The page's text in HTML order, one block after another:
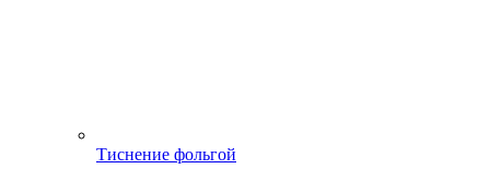
Тиснение фольгой